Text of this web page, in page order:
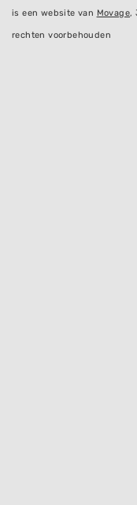
is een website van Movage,
rechten voorbehouden